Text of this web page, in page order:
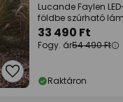
Lucande Faylen
földbe szúrható
33 490 Ft
Fogy. ár54 490 Ft
Raktáron